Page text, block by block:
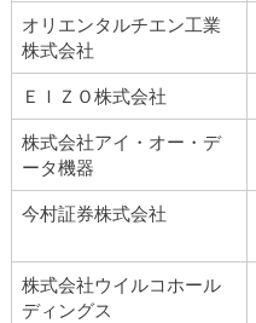
オリエンタルチエン工業
株式会社
ＥＩＺＯ株式会社
株式会社アイ・オー・デ
ータ機器
今村証券株式会社
株式会社ウイルコホール
ディングス